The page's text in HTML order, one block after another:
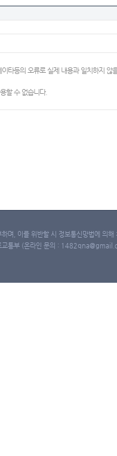
타등의 오류로 실제 내용과 일치하지
할 수 없습니다.
며, 이를 위반할 시 정보통신망법에 의
교통부 (온라인 문의 :